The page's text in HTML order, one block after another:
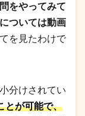
をやってみて
ついては動画
を見たわけで
分けされてい
とが可能で、